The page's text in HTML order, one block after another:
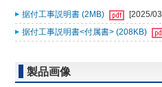
据付工事説明書 (2MB)
[2025/
据付工事説明書<付属書> (208KB)
製品画像